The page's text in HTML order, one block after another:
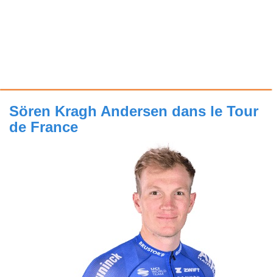
Sören Kragh Andersen dans le Tour
de France